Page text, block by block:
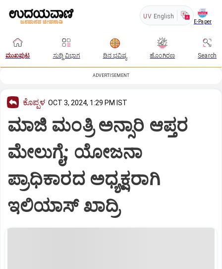
UV English
E-Paper
ಮುಖಪುಟ ಸುದ್ದಿ ವಿಭಾಗ ದಿನ ಭವಿಷ್ಯ ಹೊಂಗಿರಣ Search
ADVERTISEMENT
ಕೊಪ್ಪಳ OCT 3, 2024, 1:29 PM IST
ಮಾಜಿ ಮಂತ್ರಿ ಅನ್ಸಾರಿ ಆಪ್ತರ
ಮೇಲುಗೈ; ಯೋಜನಾ
ಪ್ರಾಧಿಕಾರದ ಅಧ್ಯಕ್ಷರಾಗಿ
ಇಲಿಯಾಸ್ ಖಾದ್ರಿ